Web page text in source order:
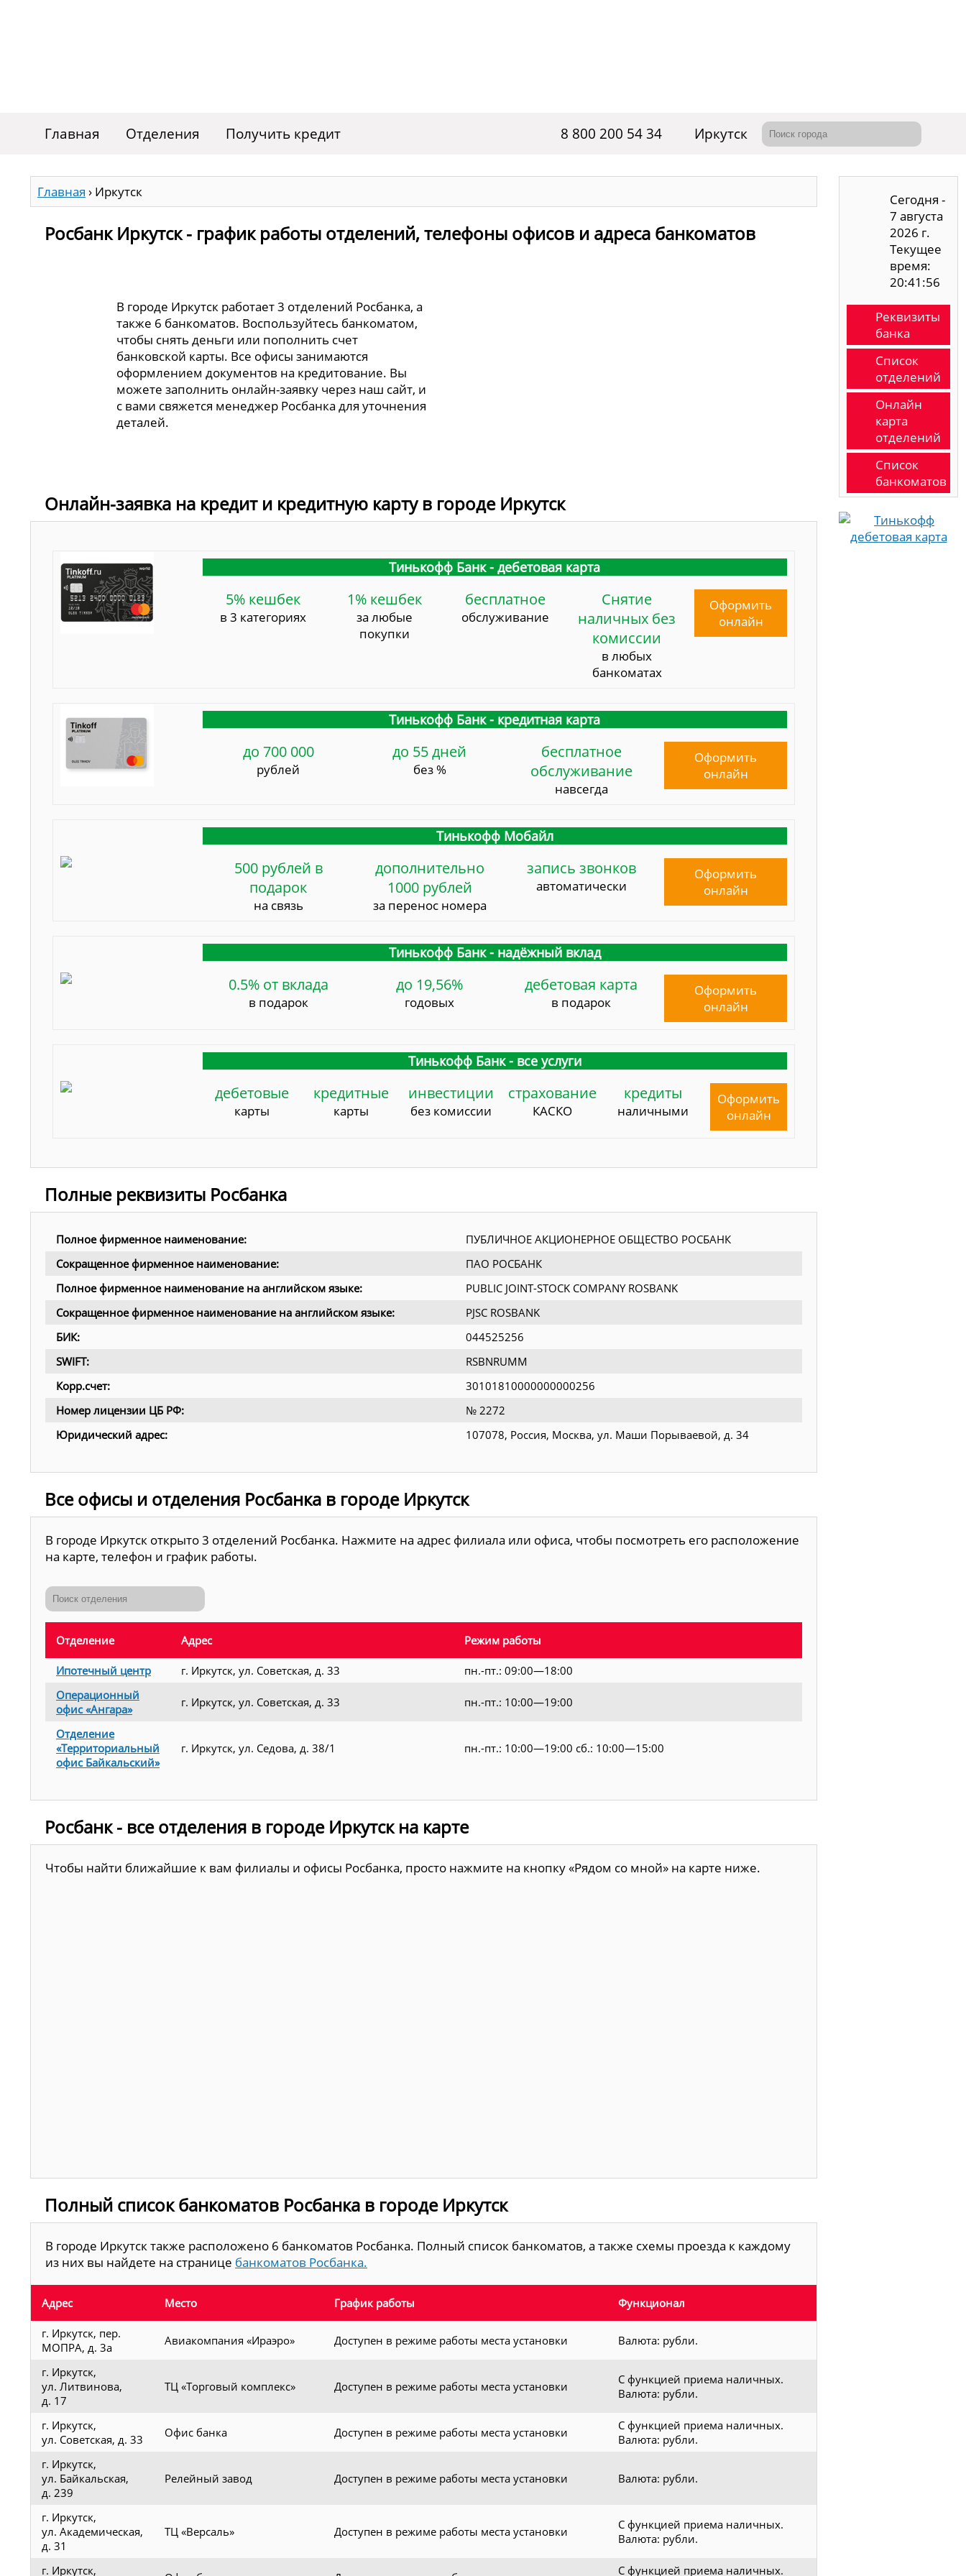
Главная Отделения Получить кредит 8 800 200 54 34 Иркутск
Главная › Иркутск
Росбанк Иркутск - график работы отделений, телефоны офисов и адреса банкоматов
В городе Иркутск работает 3 отделений Росбанка, а
также 6 банкоматов. Воспользуйтесь банкоматом,
чтобы снять деньги или пополнить счет
банковской карты. Все офисы занимаются
оформлением документов на кредитование. Вы
можете заполнить онлайн-заявку через наш сайт, и
с вами свяжется менеджер Росбанка для уточнения
деталей.
Онлайн-заявка на кредит и кредитную карту в городе Иркутск
Тинькофф Банк - дебетовая карта
5% кешбек
в 3 категориях
1% кешбек
за любые
покупки
бесплатное
обслуживание
Снятие
наличных без
комиссии
в любых
банкоматах
Оформить
онлайн
Тинькофф Банк - кредитная карта
до 700 000
рублей
до 55 дней
без %
бесплатное
обслуживание
навсегда
Оформить
онлайн
Тинькофф Мобайл
500 рублей в
подарок
на связь
дополнительно
1000 рублей
за перенос номера
запись звонков
автоматически
Оформить
онлайн
Тинькофф Банк - надёжный вклад
0.5% от вклада
в подарок
до 19,56%
годовых
дебетовая карта
в подарок
Оформить
онлайн
Тинькофф Банк - все услуги
дебетовые
карты
кредитные
карты
инвестиции
без комиссии
страхование
КАСКО
кредиты
наличными
Оформить
онлайн
Полные реквизиты Росбанка
Полное фирменное наименование:
ПУБЛИЧНОЕ АКЦИОНЕРНОЕ ОБЩЕСТВО РОСБАНК
Сокращенное фирменное наименование:
ПАО РОСБАНК
Полное фирменное наименование на английском языке:
PUBLIC JOINT-STOCK COMPANY ROSBANK
Сокращенное фирменное наименование на английском языке:
PJSC ROSBANK
БИК:
044525256
SWIFT:
RSBNRUMM
Корр.счет:
30101810000000000256
Номер лицензии ЦБ РФ:
№ 2272
Юридический адрес:
107078, Россия, Москва, ул. Маши Порываевой, д. 34
Все офисы и отделения Росбанка в городе Иркутск
В городе Иркутск открыто 3 отделений Росбанка. Нажмите на адрес филиала или офиса, чтобы посмотреть его расположение
на карте, телефон и график работы.
Отделение Адрес Режим работы
Ипотечный центр г. Иркутск, ул. Советская, д. 33
пн.-пт.: 09:00—18:00
Операционный
офис «Ангара»
г. Иркутск, ул. Советская, д. 33 пн.-пт.: 10:00—19:00
Отделение
«Территориальный
офис Байкальский»
г. Иркутск, ул. Седова, д. 38/1 пн.-пт.: 10:00—19:00 сб.: 10:00—15:00
Росбанк - все отделения в городе Иркутск на карте
Чтобы найти ближайшие к вам филиалы и офисы Росбанка, просто нажмите на кнопку «Рядом со мной» на карте ниже.
Полный список банкоматов Росбанка в городе Иркутск
В городе Иркутск также расположено 6 банкоматов Росбанка. Полный список банкоматов, а также схемы проезда к каждому
из них вы найдете на странице банкоматов Росбанка.
Адрес Место График работы Функционал
г. Иркутск, пер.
МОПРА, д. 3а
Авиакомпания «Ираэро» Доступен в режиме работы места установки Валюта: рубли.
г. Иркутск,
ул. Литвинова,
д. 17
ТЦ «Торговый комплекс» Доступен в режиме работы места установки
С функцией приема наличных.
Валюта: рубли.
г. Иркутск,
ул. Советская, д. 33
Офис банка Доступен в режиме работы места установки
С функцией приема наличных.
Валюта: рубли.
г. Иркутск,
ул. Байкальская,
д. 239
Релейный завод Доступен в режиме работы места установки Валюта: рубли.
г. Иркутск,
ул. Академическая,
д. 31
ТЦ «Версаль» Доступен в режиме работы места установки
С функцией приема наличных.
Валюта: рубли.
г. Иркутск, С функцией приема наличных.
Сегодня -
7 августа
2026 г.
Текущее
время:
20:41:57
Реквизиты
банка
Список
отделений
Онлайн
карта
отделений
Список
банкоматов